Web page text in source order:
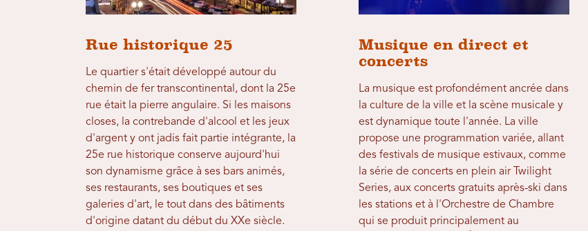
Rue historique 25
Le quartier s'était développé autour du
chemin de fer transcontinental, dont la 25e
rue était la pierre angulaire. Si les maisons
closes, la contrebande d'alcool et les jeux
d'argent y ont jadis fait partie intégrante, la
25e rue historique conserve aujourd'hui
son dynamisme grâce à ses bars animés,
ses restaurants, ses boutiques et ses
galeries d'art, le tout dans des bâtiments
d'origine datant du début du XXe siècle.
Musique en direct et
concerts
La musique est profondément ancrée dans
la culture de la ville et la scène musicale y
est dynamique toute l'année. La ville
propose une programmation variée, allant
des festivals de musique estivaux, comme
la série de concerts en plein air Twilight
Series, aux concerts gratuits après-ski dans
les stations et à l'Orchestre de Chambre
qui se produit principalement au